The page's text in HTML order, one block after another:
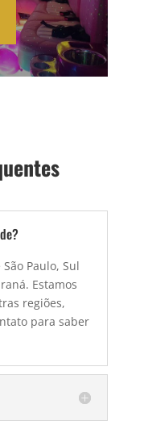
Paulo, Sul
Estamos
regiões,
para saber